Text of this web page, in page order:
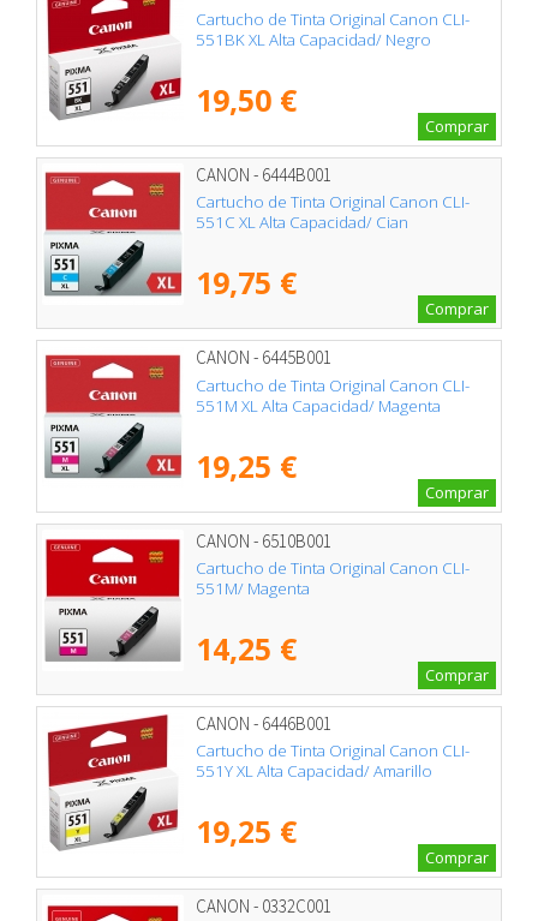
Cartucho de Tinta Original Canon CLI-
551BK XL Alta Capacidad/ Negro
19,50 €
Comprar
CANON - 6444B001
Cartucho de Tinta Original Canon CLI-
551C XL Alta Capacidad/ Cian
19,75 €
Comprar
CANON - 6445B001
Cartucho de Tinta Original Canon CLI-
551M XL Alta Capacidad/ Magenta
19,25 €
Comprar
CANON - 6510B001
Cartucho de Tinta Original Canon CLI-
551M/ Magenta
14,25 €
Comprar
CANON - 6446B001
Cartucho de Tinta Original Canon CLI-
551Y XL Alta Capacidad/ Amarillo
19,25 €
Comprar
CANON - 0332C001